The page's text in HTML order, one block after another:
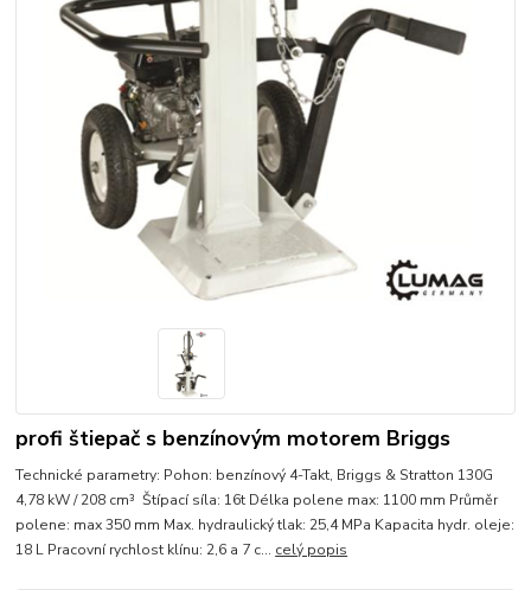
profi štiepač s benzínovým motorem Briggs
Technické parametry: Pohon: benzínový 4-Takt, Briggs & Stratton 130G
4,78 kW / 208 cm³ Štípací síla: 16t Délka polene max: 1100 mm Průměr
polene: max 350 mm Max. hydraulický tlak: 25,4 MPa Kapacita hydr. oleje:
18 L Pracovní rychlost klínu: 2,6 a 7 c... celý popis